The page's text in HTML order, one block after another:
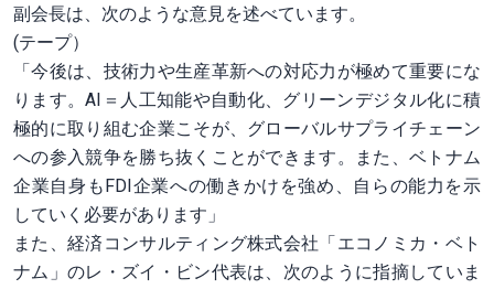
副会長は、次のような意見を述べています。
(テープ）
「今後は、技術力や生産革新への対応力が極めて重要にな
ります。AI＝人工知能や自動化、グリーンデジタル化に積
極的に取り組む企業こそが、グローバルサプライチェーン
への参入競争を勝ち抜くことができます。また、ベトナム
企業自身もFDI企業への働きかけを強め、自らの能力を示
していく必要があります」
また、経済コンサルティング株式会社「エコノミカ・ベト
ナム」のレ・ズイ・ビン代表は、次のように指摘していま